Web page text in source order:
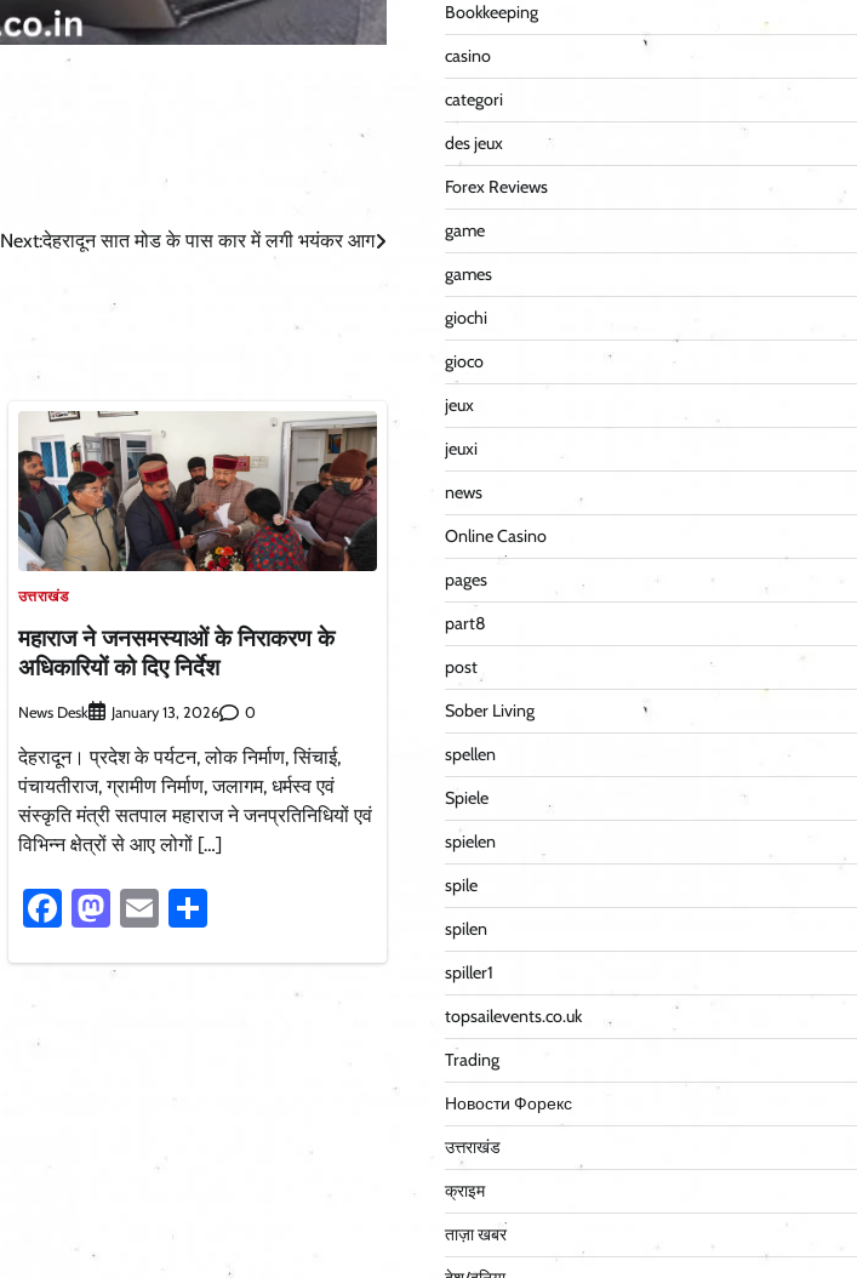
Next:देहरादून सात मोड के पास कार में लगी भयंकर आग
उत्तराखंड
महाराज ने जनसमस्याओं के निराकरण के
अधिकारियों को दिए निर्देश
News Desk January 13, 2026 0
देहरादून। प्रदेश के पर्यटन, लोक निर्माण, सिंचाई,
पंचायतीराज, ग्रामीण निर्माण, जलागम, धर्मस्व एवं
संस्कृति मंत्री सतपाल महाराज ने जनप्रतिनिधियों एवं
विभिन्न क्षेत्रों से आए लोगों […]
Facebook
Mastodon
EmailShare
Bookkeeping
casino
categori
des jeux
Forex Reviews
game
games
giochi
gioco
jeux
jeuxi
news
Online Casino
pages
part8
post
Sober Living
spellen
Spiele
spielen
spile
spilen
spiller1
topsailevents.co.uk
Trading
Новости Форекс
उत्तराखंड
क्राइम
ताज़ा खबर